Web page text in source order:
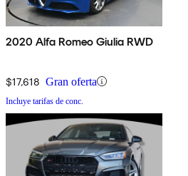
2020 Alfa Romeo Giulia RWD
$17,618 Gran oferta
Incluye tarifas de conc.